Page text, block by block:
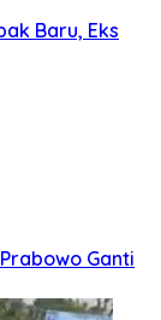
Baru, Eks
Ganti